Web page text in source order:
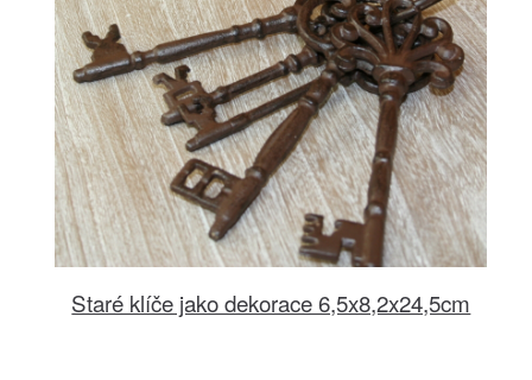
Staré klíče jako dekorace 6,5x8,2x24,5cm